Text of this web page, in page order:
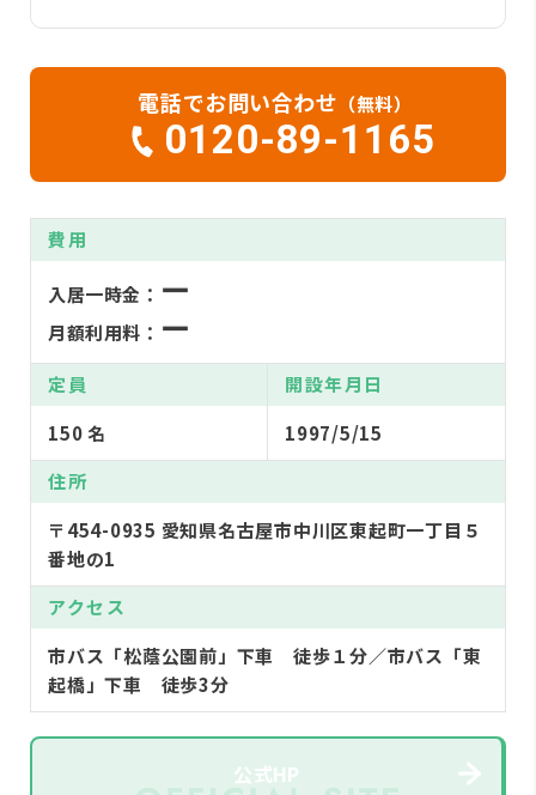
電話でお問い合わせ （無料）
0120-89-1165
費用
入居一時金： ー
月額利用料： ー
定員
150 名
開設年月日
1997/5/15
住所
〒454-0935 愛知県名古屋市中川区東起町一丁目５
番地の1
アクセス
市バス「松蔭公園前」下車 徒歩１分／市バス「東
起橋」下車 徒歩3分
公式HP